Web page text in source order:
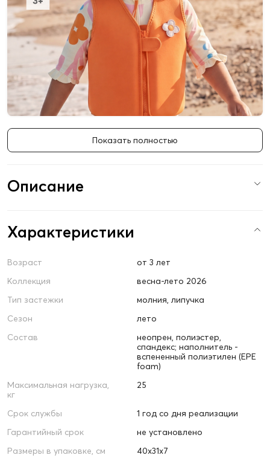
Показать полностью
Описание
Характеристики
Возраст
от 3 лет
Коллекция
весна-лето 2026
Тип застежки
молния, липучка
Сезон
лето
Состав
неопрен, полиэстер,
спандекс; наполнитель -
вспененный полиэтилен (EPE
foam)
Максимальная нагрузка,
кг
25
Срок службы
1 год со дня реализации
Гарантийный срок
не установлено
Размеры в упаковке, см
40х31х7